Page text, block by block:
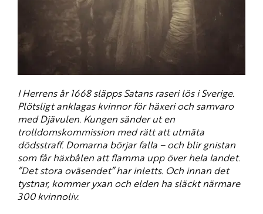
I Herrens år 1668 släpps Satans raseri lös i Sverige.
Plötsligt anklagas kvinnor för häxeri och samvaro
med Djävulen. Kungen sänder ut en
trolldomskommission med rätt att utmäta
dödsstraff. Domarna börjar falla – och blir gnistan
som får häxbålen att flamma upp över hela landet.
”Det stora oväsendet” har inletts. Och innan det
tystnar, kommer yxan och elden ha släckt närmare
300 kvinnoliv.